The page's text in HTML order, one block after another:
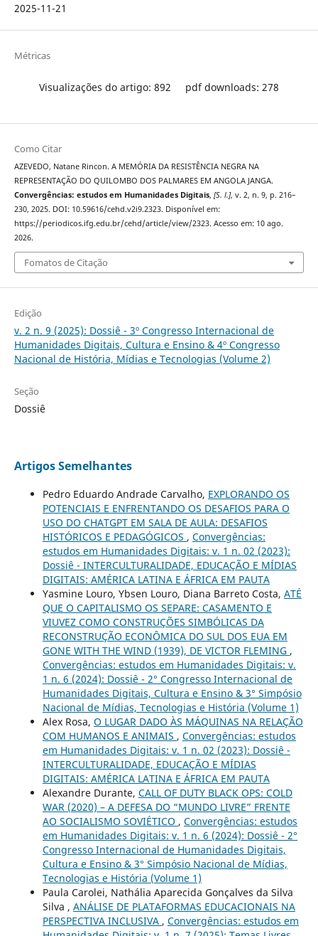
2025-11-21
Métricas
Visualizações do artigo: 892 pdf downloads: 278
Como Citar
AZEVEDO, Natane Rincon. A MEMÓRIA DA RESISTÊNCIA NEGRA NA
REPRESENTAÇÃO DO QUILOMBO DOS PALMARES EM ANGOLA JANGA.
Convergências: estudos em Humanidades Digitais, [S. l.], v. 2, n. 9, p. 216–
230, 2025. DOI: 10.59616/cehd.v2i9.2323. Disponível em:
https://periodicos.ifg.edu.br/cehd/article/view/2323. Acesso em: 10 ago.
2026.
Fomatos de Citação
Edição
v. 2 n. 9 (2025): Dossiê - 3º Congresso Internacional de
Humanidades Digitais, Cultura e Ensino & 4º Congresso
Nacional de História, Mídias e Tecnologias (Volume 2)
Seção
Dossiê
Artigos Semelhantes
Pedro Eduardo Andrade Carvalho, EXPLORANDO OS
POTENCIAIS E ENFRENTANDO OS DESAFIOS PARA O
USO DO CHATGPT EM SALA DE AULA: DESAFIOS
HISTÓRICOS E PEDAGÓGICOS , Convergências:
estudos em Humanidades Digitais: v. 1 n. 02 (2023):
Dossiê - INTERCULTURALIDADE, EDUCAÇÃO E MÍDIAS
DIGITAIS: AMÉRICA LATINA E ÁFRICA EM PAUTA
Yasmine Louro, Ybsen Louro, Diana Barreto Costa, ATÉ
QUE O CAPITALISMO OS SEPARE: CASAMENTO E
VIUVEZ COMO CONSTRUÇÕES SIMBÓLICAS DA
RECONSTRUÇÃO ECONÔMICA DO SUL DOS EUA EM
GONE WITH THE WIND (1939), DE VICTOR FLEMING ,
Convergências: estudos em Humanidades Digitais: v.
1 n. 6 (2024): Dossiê - 2° Congresso Internacional de
Humanidades Digitais, Cultura e Ensino & 3° Simpósio
Nacional de Mídias, Tecnologias e História (Volume 1)
Alex Rosa, O LUGAR DADO ÀS MÁQUINAS NA RELAÇÃO
COM HUMANOS E ANIMAIS , Convergências: estudos
em Humanidades Digitais: v. 1 n. 02 (2023): Dossiê -
INTERCULTURALIDADE, EDUCAÇÃO E MÍDIAS
DIGITAIS: AMÉRICA LATINA E ÁFRICA EM PAUTA
Alexandre Durante, CALL OF DUTY BLACK OPS: COLD
WAR (2020) – A DEFESA DO “MUNDO LIVRE” FRENTE
AO SOCIALISMO SOVIÉTICO , Convergências: estudos
em Humanidades Digitais: v. 1 n. 6 (2024): Dossiê - 2°
Congresso Internacional de Humanidades Digitais,
Cultura e Ensino & 3° Simpósio Nacional de Mídias,
Tecnologias e História (Volume 1)
Paula Carolei, Nathália Aparecida Gonçalves da Silva
Silva , ANÁLISE DE PLATAFORMAS EDUCACIONAIS NA
PERSPECTIVA INCLUSIVA , Convergências: estudos em